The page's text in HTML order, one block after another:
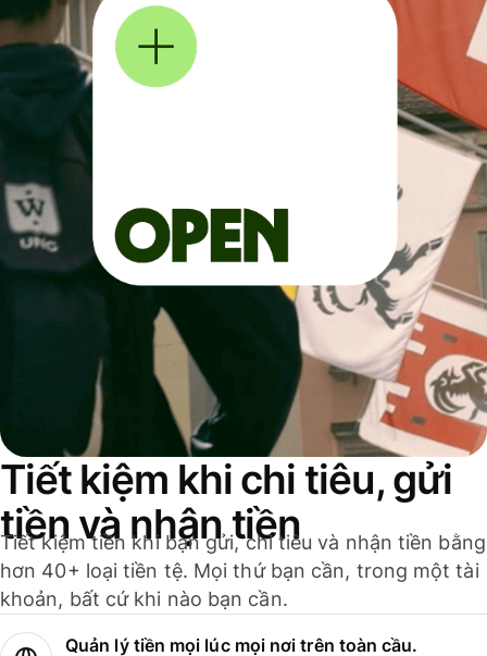
Tiết kiệm khi chi tiêu, gửi
tiền và nhận tiền
Tiết kiệm tiền khi bạn gửi, chi tiêu và nhận tiền bằng
hơn 40+ loại tiền tệ. Mọi thứ bạn cần, trong một tài
khoản, bất cứ khi nào bạn cần.
Quản lý tiền mọi lúc mọi nơi trên toàn cầu.